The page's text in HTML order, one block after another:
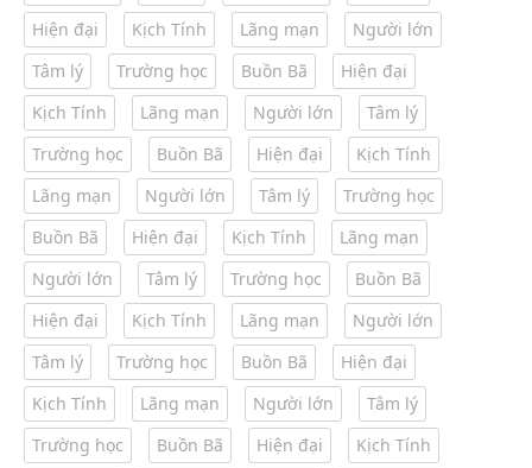
Hiện đại
Kịch Tính Lãng mạn
Người lớn
Tâm lý
Trường học Buồn Bã
Hiện đại
Kịch Tính
Lãng mạn Người lớn
Tâm lý
Trường học
Buồn Bã Hiện đại
Kịch Tính
Lãng mạn
Người lớn Tâm lý
Trường học
Buồn Bã
Hiện đại Kịch Tính
Lãng mạn
Người lớn
Tâm lý Trường học
Buồn Bã
Hiện đại
Kịch Tính Lãng mạn
Người lớn
Tâm lý
Trường học Buồn Bã
Hiện đại
Kịch Tính
Lãng mạn Người lớn
Tâm lý
Trường học
Buồn Bã Hiện đại
Kịch Tính